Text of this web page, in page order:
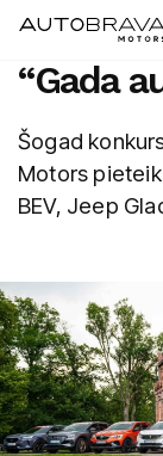
DUCATI
Pirkt jaunu
Pirkt
Virsbūvju
AUTOBRAVA
Uzņēmumiem
Vakances
“Gada
Šogad
Motors
BEV, Jeep